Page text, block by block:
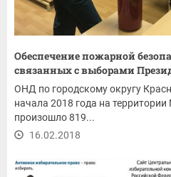
Обеспечение пожарной
связанных с выборами
ОНД по городскому округу
начала 2018 года на
произошло 819...
16.02.2018